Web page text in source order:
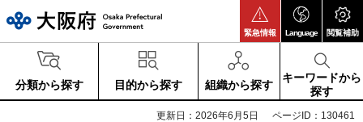
緊急情報 Language 閲覧補助
分類から探す 目的から探す 組織から探す
キーワードから
探す
更新日：2026年6月5日 ページID：130461